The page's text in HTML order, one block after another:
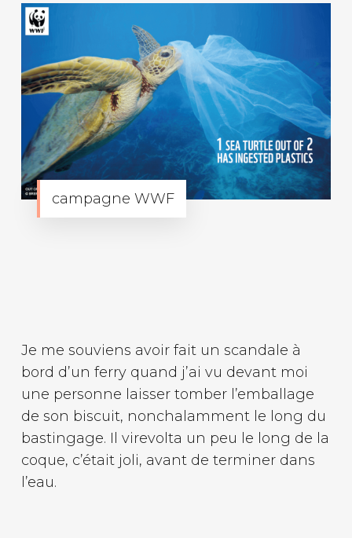
campagne WWF
Je me souviens avoir fait un scandale à
bord d’un ferry quand j’ai vu devant moi
une personne laisser tomber l’emballage
de son biscuit, nonchalamment le long du
bastingage. Il virevolta un peu le long de la
coque, c’était joli, avant de terminer dans
l’eau.